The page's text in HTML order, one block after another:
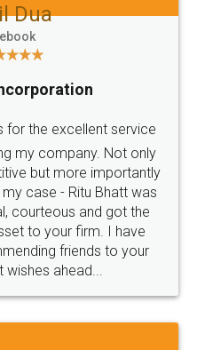
Dua
for the excellent service
my company. Not only
but more importantly
case - Ritu Bhatt was
courteous and got the
to your firm. I have
friends to your
wishes ahead...